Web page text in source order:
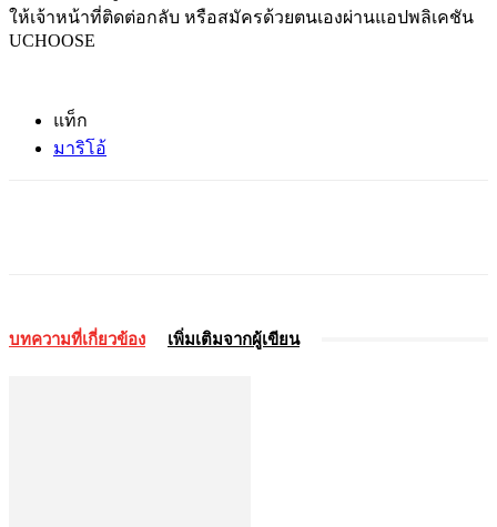
ให้เจ้าหน้าที่ติดต่อกลับ หรือสมัครด้วยตนเองผ่านแอปพลิเคชัน
UCHOOSE
แท็ก
มาริโอ้
บทความที่เกี่ยวข้อง เพิ่มเติมจากผู้เขียน